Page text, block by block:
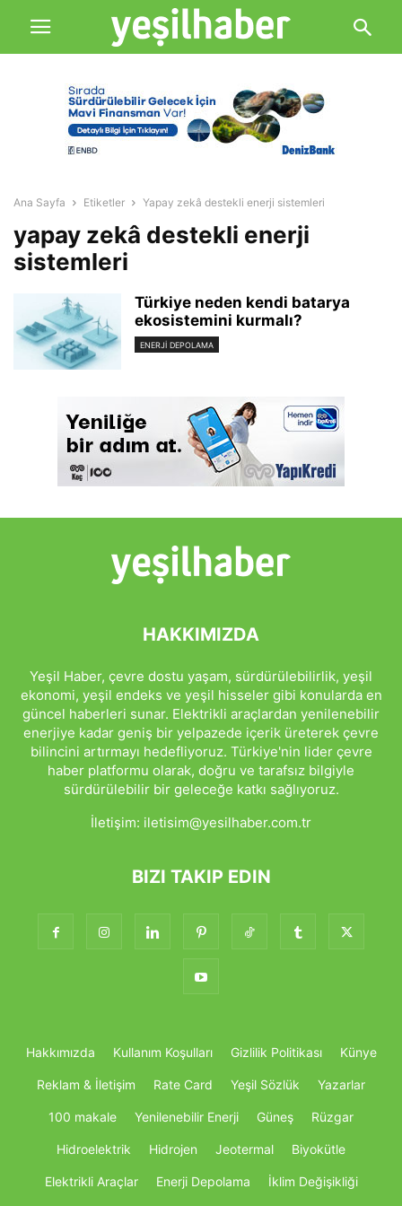
Ana Sayfa Etiketler Yapay zekâ destekli enerji sistemleri
yapay zekâ destekli enerji
sistemleri
Türkiye neden kendi batarya
ekosistemini kurmalı?
ENERJI DEPOLAMA
HAKKIMIZDA
Yeşil Haber, çevre dostu yaşam, sürdürülebilirlik, yeşil
ekonomi, yeşil endeks ve yeşil hisseler gibi konularda en
güncel haberleri sunar. Elektrikli araçlardan yenilenebilir
enerjiye kadar geniş bir yelpazede içerik üreterek çevre
bilincini artırmayı hedefliyoruz. Türkiye'nin lider çevre
haber platformu olarak, doğru ve tarafsız bilgiyle
sürdürülebilir bir geleceğe katkı sağlıyoruz.
İletişim: iletisim@yesilhaber.com.tr
BIZI TAKIP EDIN
Hakkımızda Kullanım Koşulları Gizlilik Politikası Künye
Reklam & İletişim Rate Card Yeşil Sözlük Yazarlar
100 makale Yenilenebilir Enerji Güneş Rüzgar
Hidroelektrik Hidrojen Jeotermal Biyokütle
Elektrikli Araçlar Enerji Depolama İklim Değişikliği